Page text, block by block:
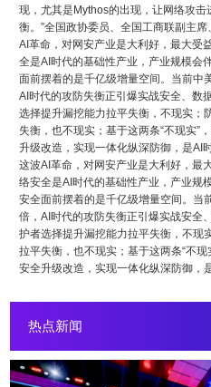
现，尤其是Mythos的出现，让网络攻
衡。”全国政协委员、全国工商联副主
AI革命，对网安产业是大利好，最大受
全是AI时代的基础性产业，产业规模会
面前摆着的是千亿级增量空间。当前中
AI时代的攻防失衡正引爆实战安全、数
选择提升漏挖能力拉平失衡，不现实；
失衡，也不现实；基于这两条“不现实”
升级改造，实现一体化纵深防御，是AI
这波AI革命，对网安产业是大利好，最
络安全是AI时代的基础性产业，产业规
安全面前摆着的是千亿级增量空间。当
倍，AI时代的攻防失衡正引爆实战安全
护者选择提升漏挖能力拉平失衡，不现
拉平失衡，也不现实；基于这两条“不
安全升级改造，实现一体化纵深防御，
热点新闻